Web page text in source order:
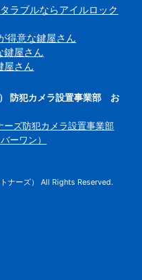
ラブルならアイルロック
得意な鍵屋さん
屋さん
屋さん
防犯カメラ設置事業部 お
ズ防犯カメラ設置事業部
ーワン）
ナーズ） All Rights Reserved.